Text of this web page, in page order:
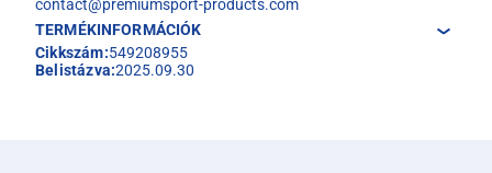
contact@premiumsport-products.com
TERMÉKINFORMÁCIÓK
Cikkszám:549208955
Belistázva:2025.09.30